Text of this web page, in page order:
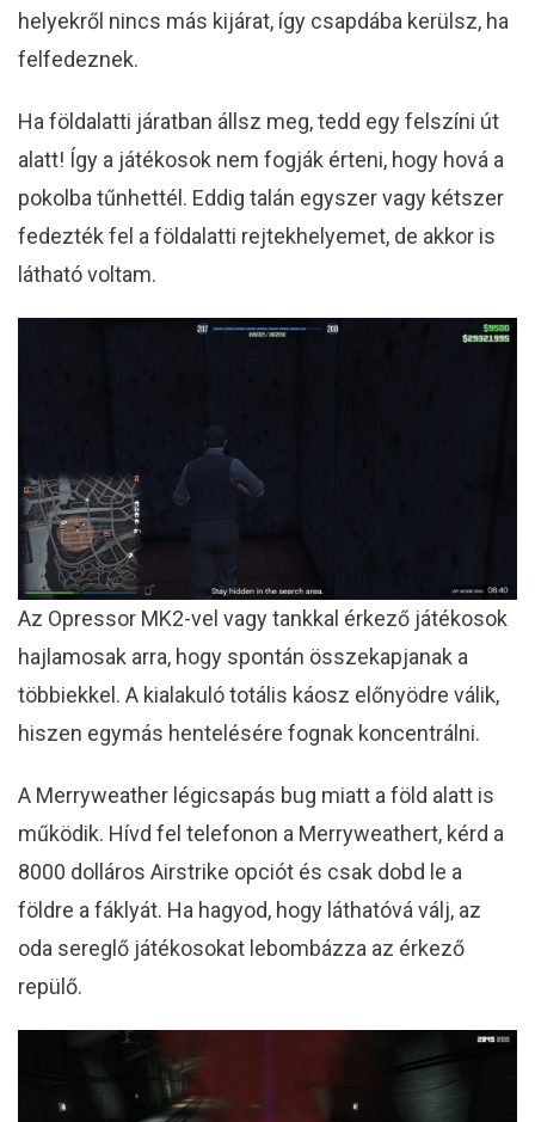
helyekről nincs más kijárat, így csapdába kerülsz, ha
felfedeznek.
Ha földalatti járatban állsz meg, tedd egy felszíni út
alatt! Így a játékosok nem fogják érteni, hogy hová a
pokolba tűnhettél. Eddig talán egyszer vagy kétszer
fedezték fel a földalatti rejtekhelyemet, de akkor is
látható voltam.
Az Opressor MK2-vel vagy tankkal érkező játékosok
hajlamosak arra, hogy spontán összekapjanak a
többiekkel. A kialakuló totális káosz előnyödre válik,
hiszen egymás hentelésére fognak koncentrálni.
A Merryweather légicsapás bug miatt a föld alatt is
működik. Hívd fel telefonon a Merryweathert, kérd a
8000 dolláros Airstrike opciót és csak dobd le a
földre a fáklyát. Ha hagyod, hogy láthatóvá válj, az
oda sereglő játékosokat lebombázza az érkező
repülő.